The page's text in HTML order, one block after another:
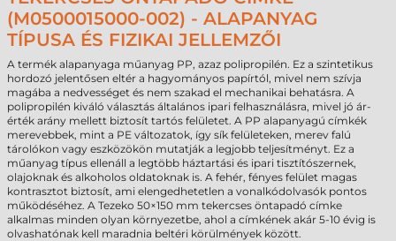
(M0500015000-002) - ALAPANYAG
TÍPUSA ÉS FIZIKAI JELLEMZŐI
A termék alapanyaga műanyag PP, azaz polipropilén. Ez a szintetikus
hordozó jelentősen eltér a hagyományos papírtól, mivel nem szívja
magába a nedvességet és nem szakad el mechanikai behatásra. A
polipropilén kiváló választás általános ipari felhasználásra, mivel jó ár-
érték arány mellett biztosít tartós felületet. A PP alapanyagú címkék
merevebbek, mint a PE változatok, így sík felületeken, merev falú
tárolókon vagy eszközökön mutatják a legjobb teljesítményt. Ez a
műanyag típus ellenáll a legtöbb háztartási és ipari tisztítószernek,
olajoknak és alkoholos oldatoknak is. A fehér, fényes felület magas
kontrasztot biztosít, ami elengedhetetlen a vonalkódolvasók pontos
működéséhez. A Tezeko 50×150 mm tekercses öntapadó címke
alkalmas minden olyan környezetbe, ahol a címkének akár 5-10 évig is
olvashatónak kell maradnia beltéri körülmények között.